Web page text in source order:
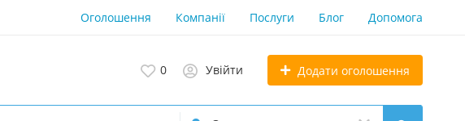
Оголошення Компанії Послуги Блог Допомога
0 Увійти Додати оголошення